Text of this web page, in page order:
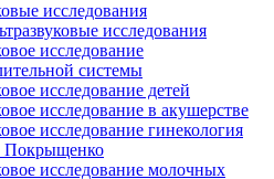
исследования
исследования
исследование
системы
исследование детей
исследование в акушерстве
исследование гинекология
Покрыщенко
исследование молочных